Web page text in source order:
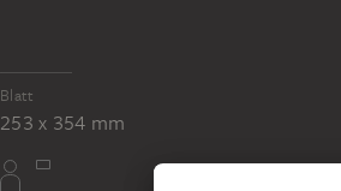
Blatt
253 x 354 mm